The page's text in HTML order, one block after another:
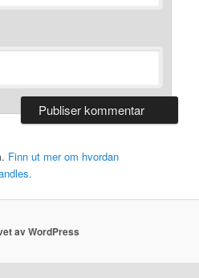
Finn ut mer om hvordan
av WordPress